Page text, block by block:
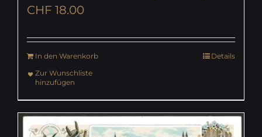
CHF 18.00
In den Warenkorb
Details
Zur Wunschliste
hinzufügen